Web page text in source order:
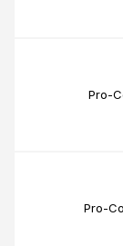
Pro-
Pro-